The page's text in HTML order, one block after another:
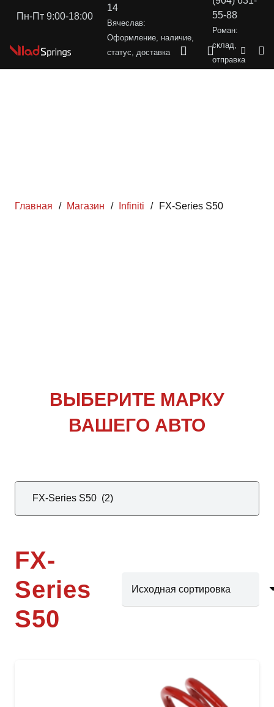
Пн-Пт 9:00-18:00
14
Вячеслав:
Оформление, наличие,
статус, доставка
55-88
Роман:
склад,
отправка
Главная / Магазин / Infiniti / FX-Series S50
ВЫБЕРИТЕ МАРКУ
ВАШЕГО АВТО
FX-
Series
S50